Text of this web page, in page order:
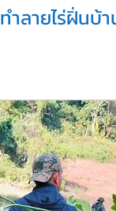
ลายไร่ฝิ่นบ้